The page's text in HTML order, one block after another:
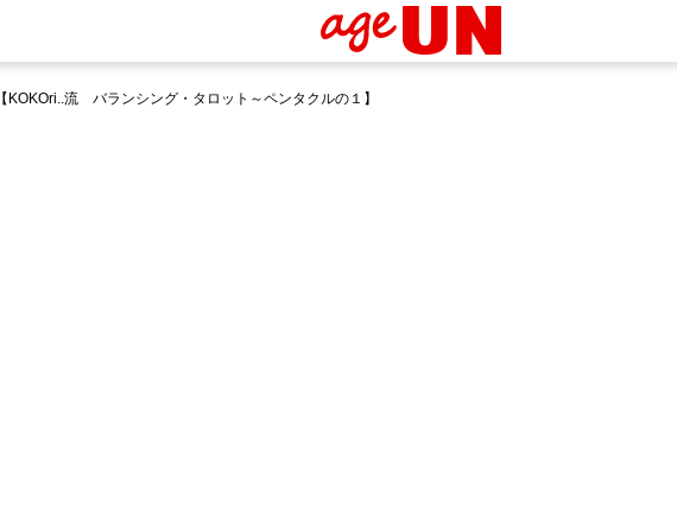
【KOKOri..流 バランシング・タロット～ペンタクルの１】